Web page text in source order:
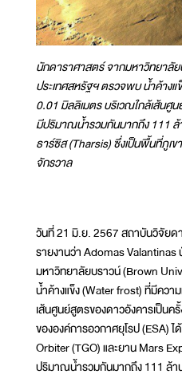
นักดาราศาสตร์ จากมหาวิทยาลั
ประเทศสหรัฐฯ ตรวจพบ น้ำค้าง
0.01 มิลลิเมตร บริเวณใกล้เส้นศู
มีปริมาณน้ำรวมกันมากถึง 111
ธาร์ซิส (Tharsis) ซึ่งเป็นพื้นที่ภูเ
จักรวาล
วันที่ 21 มิ.ย. 2567 สถาบันวิจัยด
รายงานว่า Adomas
มหาวิทยาลัยบราวน์ (Brown
น้ำค้างแข็ง (Water frost) ที่มีคว
เส้นศูนย์สูตรของดาวอังคารเป็น
ขององค์การอวกาศยุโรป (ESA)
Orbiter (TGO) และยาน Mars
ปริมาณน้ำรวมกันมากถึง 111 ล้